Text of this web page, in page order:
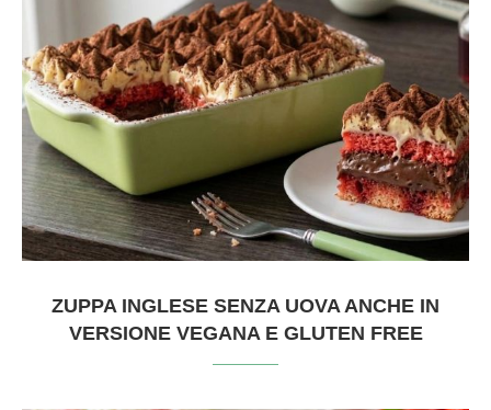
ZUPPA INGLESE SENZA UOVA ANCHE IN
VERSIONE VEGANA E GLUTEN FREE